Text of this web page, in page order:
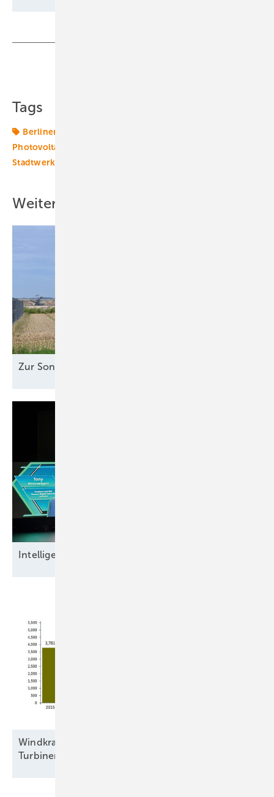
Tags
Berliner Stadtwerke
Photovoltaikanlage
Stadtwerke
Weitere Inhalte
Zur Sonne
Intel ligente
Windkraftbranche errichtete 2025 bundesweit
Turbinen mit 5,23